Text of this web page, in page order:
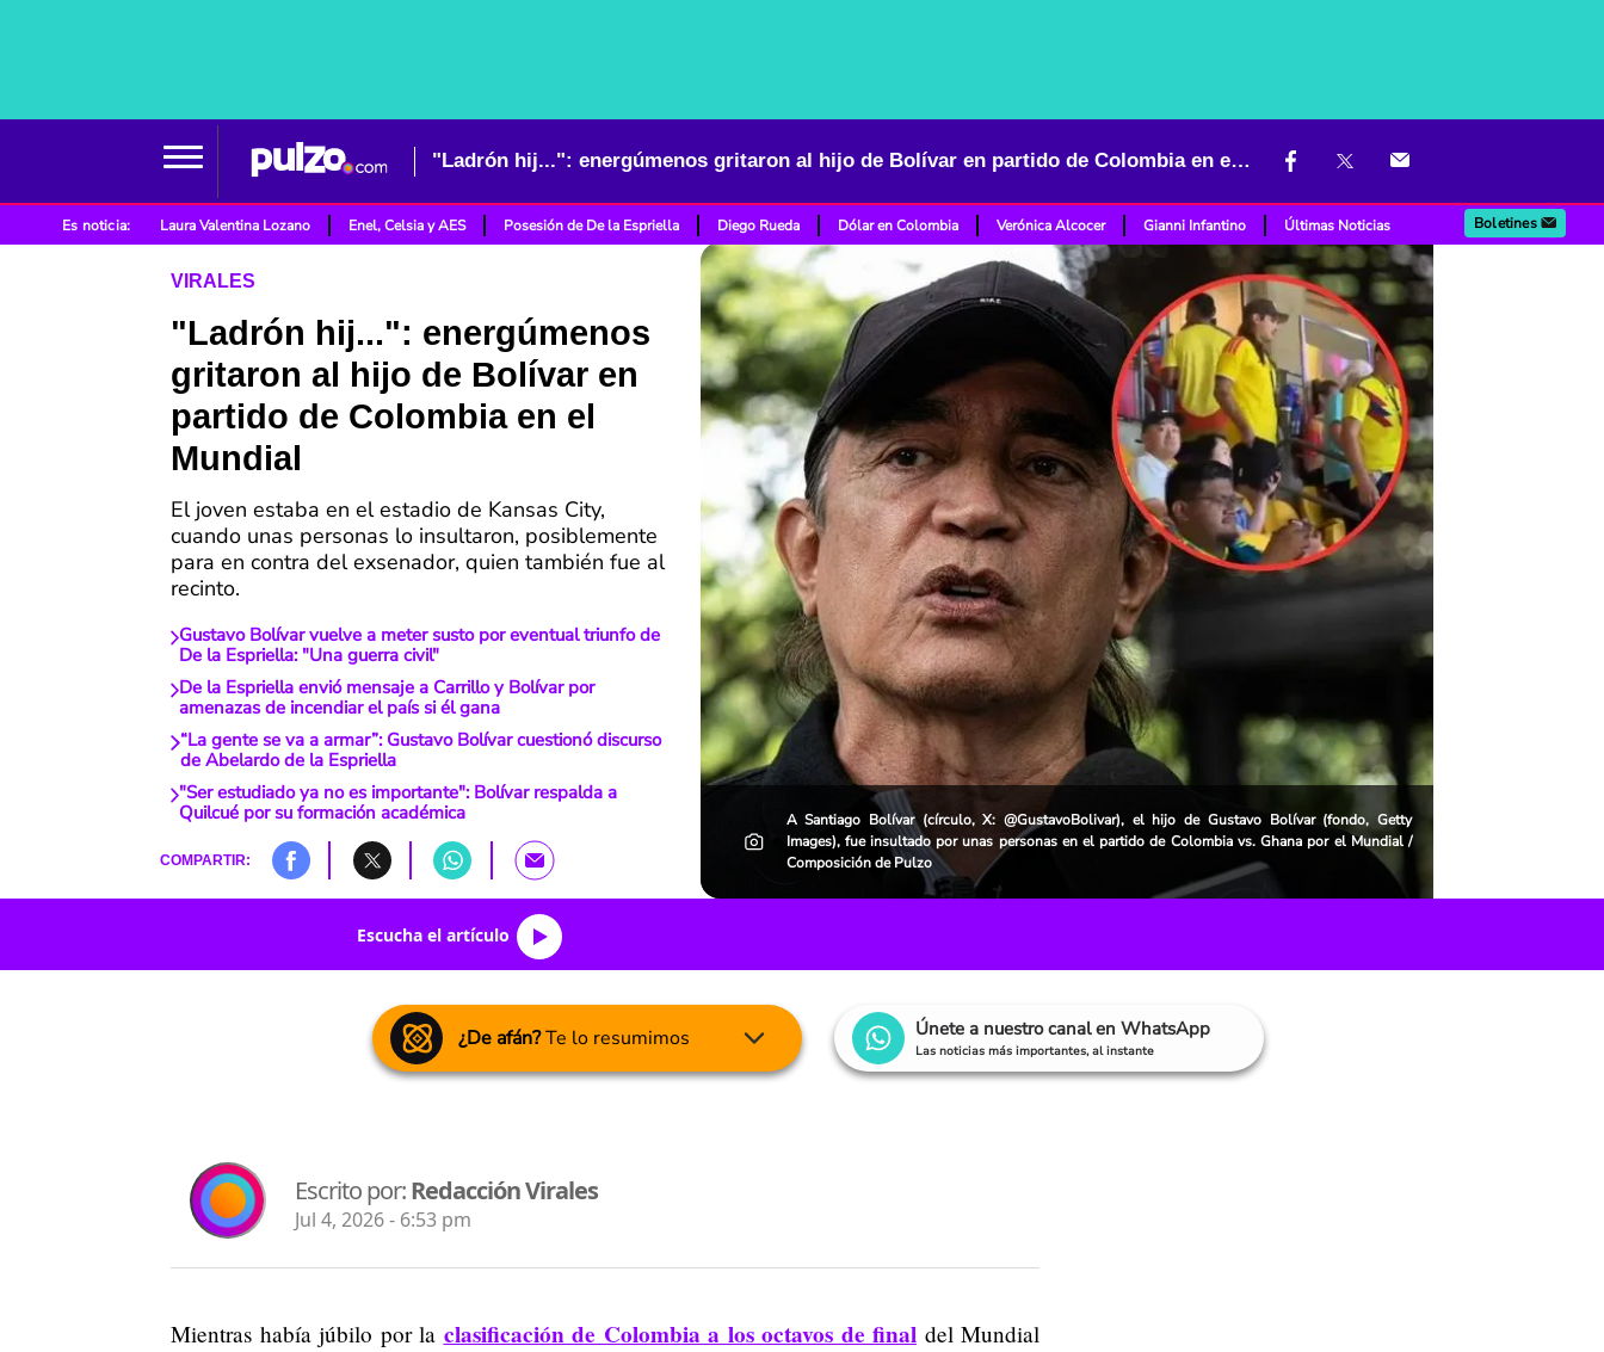
"Ladrón hij...": energúmenos gritaron al hijo de Bolívar en partido de Colombia en el Mundial
Es noticia: Laura Valentina Lozano Enel, Celsia y AES Posesión de De la Espriella Diego Rueda Dólar en Colombia Verónica Alcocer Gianni Infantino Últimas Noticias Boletines
VIRALES
"Ladrón hij...": energúmenos
gritaron al hijo de Bolívar en
partido de Colombia en el
Mundial
El joven estaba en el estadio de Kansas City,
cuando unas personas lo insultaron, posiblemente
para en contra del exsenador, quien también fue al
recinto.
Gustavo Bolívar vuelve a meter susto por eventual triunfo de
De la Espriella: "Una guerra civil"
De la Espriella envió mensaje a Carrillo y Bolívar por
amenazas de incendiar el país si él gana
“La gente se va a armar”: Gustavo Bolívar cuestionó discurso
de Abelardo de la Espriella
"Ser estudiado ya no es importante": Bolívar respalda a
Quilcué por su formación académica
COMPARTIR:
A Santiago Bolívar (círculo, X: @GustavoBolivar), el hijo de Gustavo Bolívar (fondo, Getty
Images), fue insultado por unas personas en el partido de Colombia vs. Ghana por el Mundial /
Composición de Pulzo
Escucha el artículo
¿De afán?Te lo resumimos Únete a nuestro canal en WhatsApp
Las noticias más importantes, al instante
Escrito por:Redacción Virales
Jul 4, 2026 - 6:53 pm
Mientras había júbilo por la clasificación de Colombia a los octavos de final del Mundial